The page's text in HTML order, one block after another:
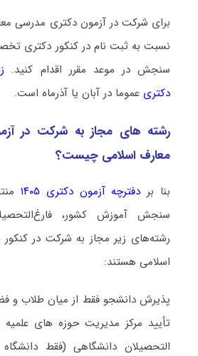
برای شرکت در آزمون دکتری ﻣﺪرسی
نسبت به ثبت نام در کنکور دکتری
سنجش در موعد مقرر اقدام کنید.
دکتری عموما در آبان یا آذرماه است.
رشته­ های مجاز به شرکت در
ﻣﻌﺎرف اﺳﻼمی چیست؟
بنا بر دفترچه آزمون دکتری ۱۴۰۵
سنجش آموزش کشور،
رشته‌های زیر مجاز به شرکت در
اﺳﻼمی هستند:
پذیرش دانشجو فقط از میان طلاب و
تأیید مرکز مدیریت حوزه های
التحصیلان دانشگاهی (فقط